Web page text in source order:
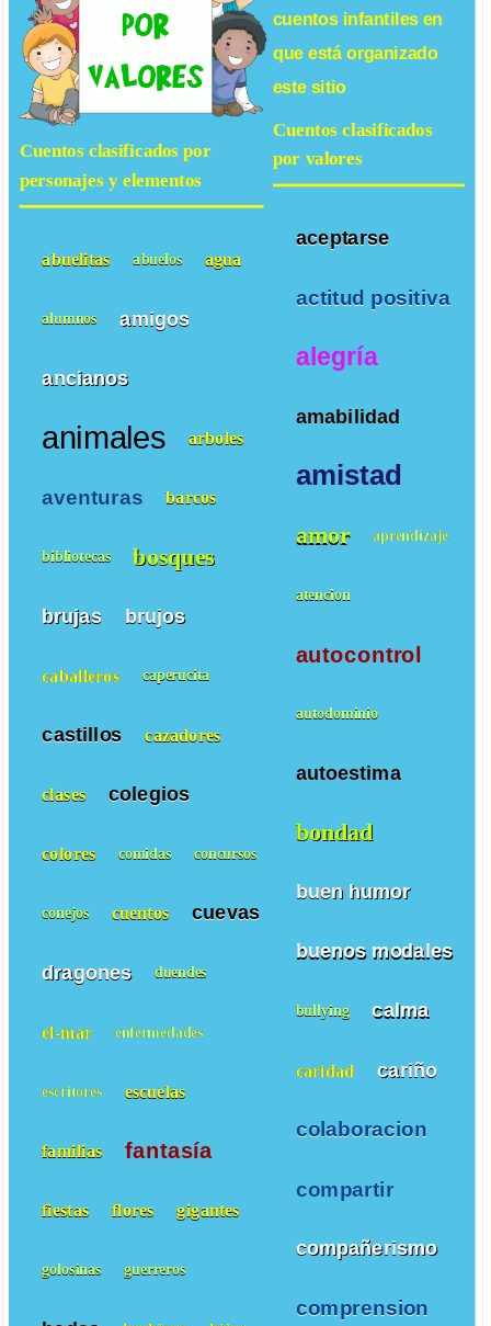
cuentos infantilesen
que está organizado
este sitio
Cuentos clasificados
por valores
aceptarse
actitud positiva
alegría
amabilidad
amistad
amor aprendizaje
atencion
autocontrol
autodominio
autoestima
bondad
buen humor
buenos modales
bullying calma
caridad cariño
colaboracion
compartir
compañerismo
comprension
Cuentos clasificados por
personajes y elementos
abuelitas abuelos agua
alumnos amigos
ancianos
animales arboles
aventuras barcos
bibliotecas bosques
brujas brujos
caballeros caperucita
castillos cazadores
clases colegios
colores comidas concursos
conejos cuentos cuevas
dragones duendes
el-mar enfermedades
escritores escuelas
familias fantasía
fiestas flores gigantes
golosinas guerreros